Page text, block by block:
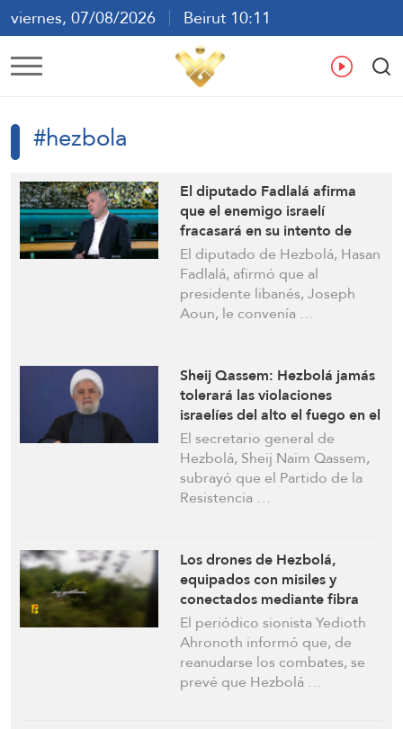
viernes, 07/08/2026
Beirut 10:11
ع En
#hezbola
El diputado Fadlalá afirma
que el enemigo israelí
fracasará en su intento de
crear una zona de seguridad
en el sur del Líbano y nadie
podrá desarmar a Hezbolá
El diputado de Hezbolá, Hasan
Fadlalá, afirmó que al
presidente libanés, Joseph
Aoun, le convenía …
Sheij Qassem: Hezbolá jamás
tolerará las violaciones
israelíes del alto el fuego en el
Líbano y responderá en
consecuencia
El secretario general de
Hezbolá, Sheij Naim Qassem,
subrayó que el Partido de la
Resistencia …
Los drones de Hezbolá,
equipados con misiles y
conectados mediante fibra
óptica, representan una seria
amenaza para “Israel” en
cualquier batalla futura:
Yedioth Ahronoth
El periódico sionista Yedioth
Ahronoth informó que, de
reanudarse los combates, se
prevé que Hezbolá …